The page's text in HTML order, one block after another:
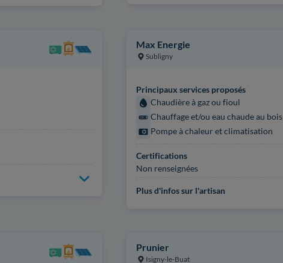
Max Energie
Subligny
Principaux services proposés
Chaudière à gaz ou fioul
Chauffage et/ou eau chaude au bois
Pompe à chaleur et climatisation
Certifications
Non renseignées
Plus d'infos sur l'artisan
Prunier
Isigny-le-Buat